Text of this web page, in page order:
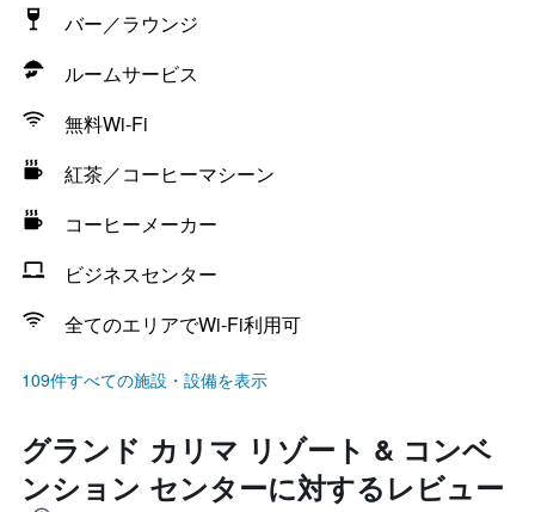
バー／ラウンジ
ルームサービス
無料Wi-Fi
紅茶／コーヒーマシーン
コーヒーメーカー
ビジネスセンター
全てのエリアでWi-Fi利用可
109件すべての施設・設備を表示
グランド カリマ リゾート & コンベ
ンション センターに対するレビュー